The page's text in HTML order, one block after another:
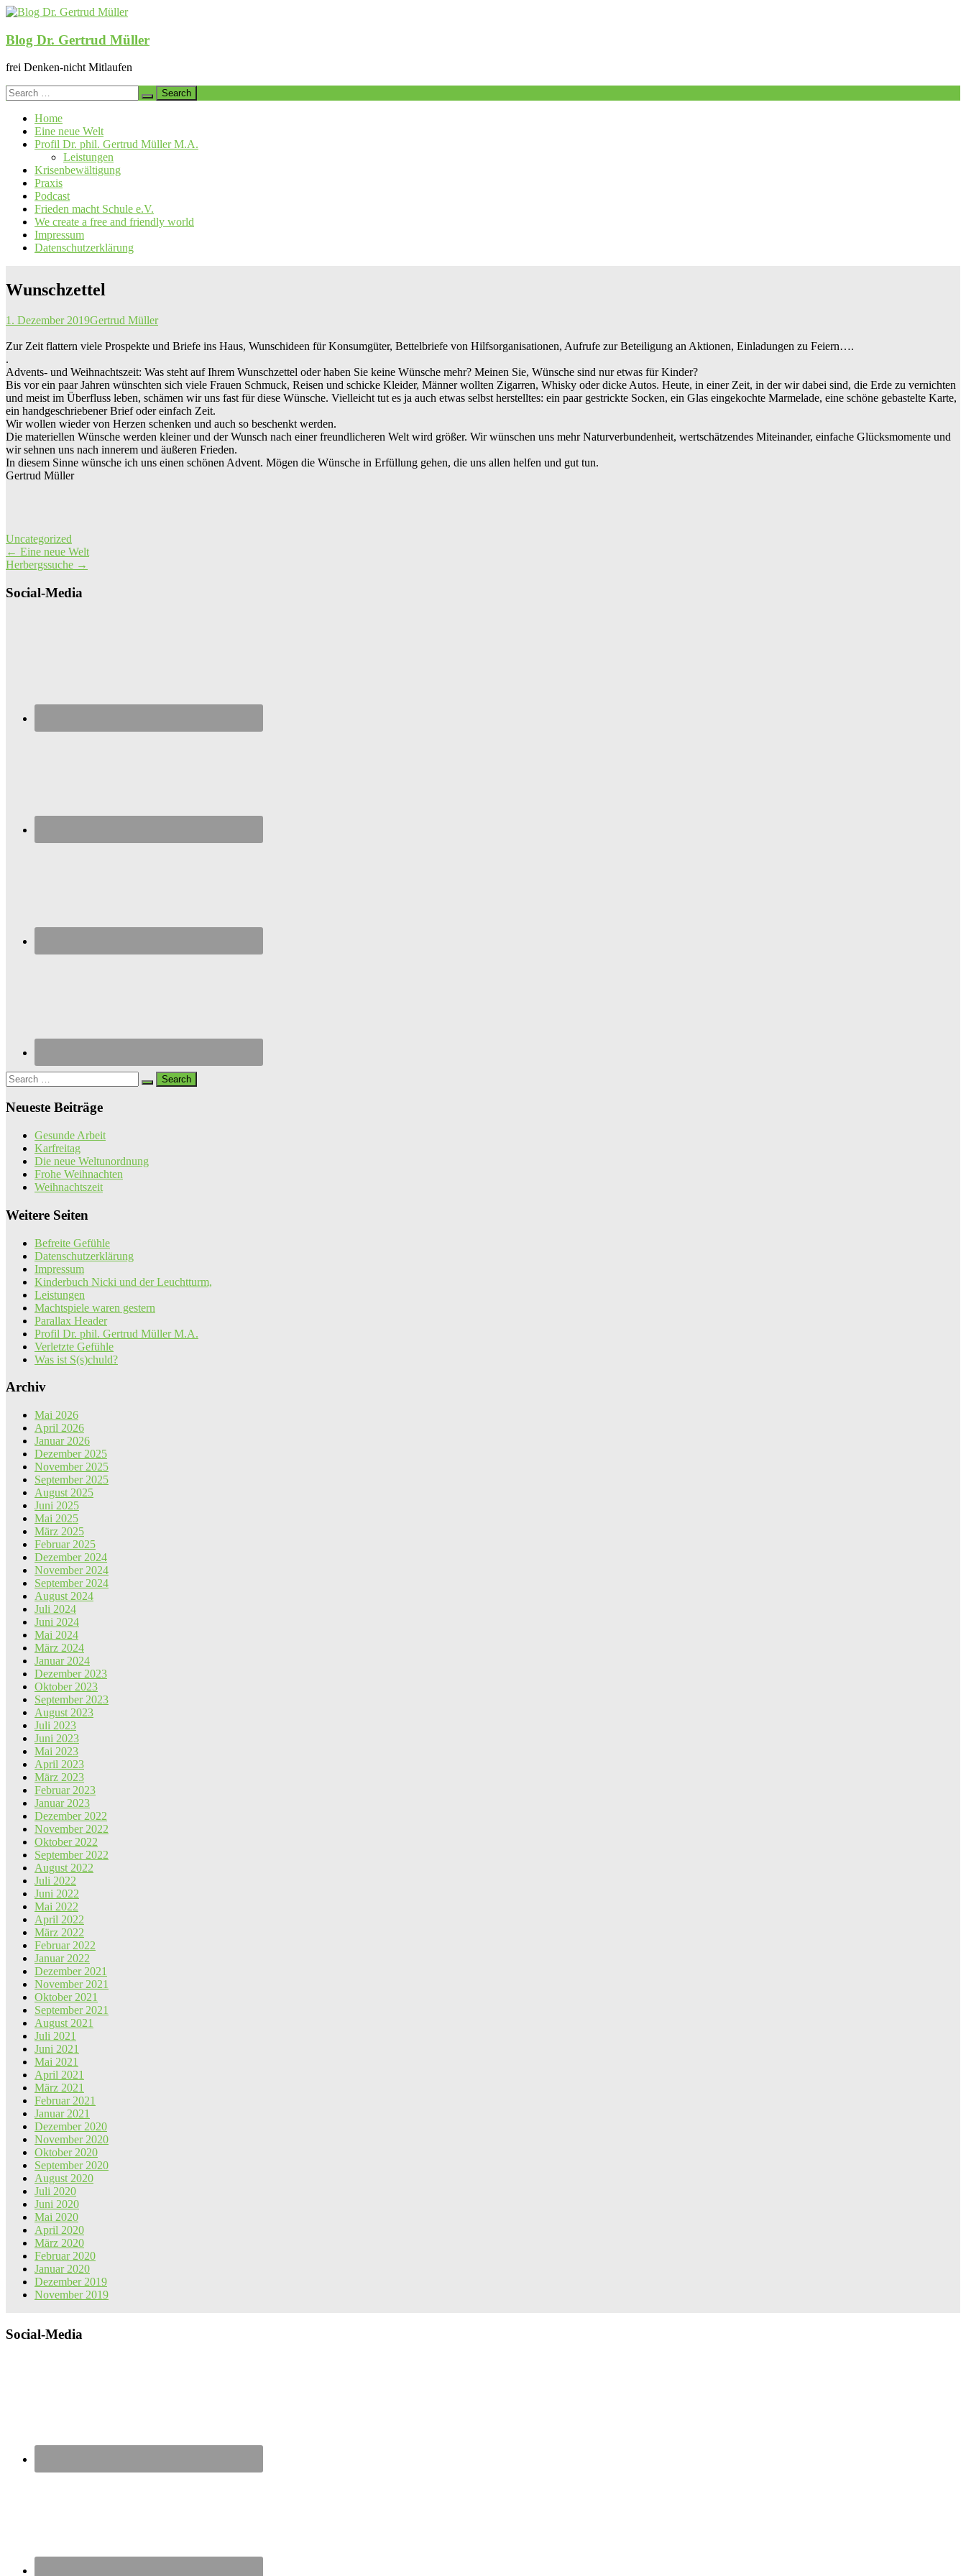
Skip
content
Blog Dr. Gertrud Müller
frei Denken-nicht Mitlaufen
Search
for:
Home
Eine neue Welt
Profil Dr. phil. Gertrud Müller M.A.
Leistungen
Krisenbewältigung
Praxis
Podcast
Frieden macht Schule e.V.
We create a free and friendly world
Impressum
Datenschutzerklärung
Wunschzettel
1. Dezember 2019Gertrud Müller
Zur Zeit flattern viele Prospekte und Briefe ins Haus, Wunschideen für Konsumgüter, Bettelbriefe von Hilfsorganisationen, Aufrufe zur Beteiligung an Aktionen, Einladungen zu Feiern….
.
Advents- und Weihnachtszeit: Was steht auf Ihrem Wunschzettel oder haben Sie keine Wünsche mehr? Meinen Sie, Wünsche sind nur etwas für Kinder?
Bis vor ein paar Jahren wünschten sich viele Frauen Schmuck, Reisen und schicke Kleider, Männer wollten Zigarren, Whisky oder dicke Autos. Heute, in einer Zeit, in der wir dabei sind, die Erde zu vernichten
und meist im Überfluss leben, schämen wir uns fast für diese Wünsche. Vielleicht tut es ja auch etwas selbst herstelltes: ein paar gestrickte Socken, ein Glas eingekochte Marmelade, eine schöne gebastelte Karte,
ein handgeschriebener Brief oder einfach Zeit.
Wir wollen wieder von Herzen schenken und auch so beschenkt werden.
Die materiellen Wünsche werden kleiner und der Wunsch nach einer freundlicheren Welt wird größer. Wir wünschen uns mehr Naturverbundenheit, wertschätzendes Miteinander, einfache Glücksmomente und
wir sehnen uns nach innerem und äußeren Frieden.
In diesem Sinne wünsche ich uns einen schönen Advent. Mögen die Wünsche in Erfüllung gehen, die uns allen helfen und gut tun.
Gertrud Müller
Uncategorized
Post
navigation
← Eine neue Welt
Herbergssuche →
Social-Media
Search
for:
Neueste Beiträge
Gesunde Arbeit
Karfreitag
Die neue Weltunordnung
Frohe Weihnachten
Weihnachtszeit
Weitere Seiten
Befreite Gefühle
Datenschutzerklärung
Impressum
Kinderbuch Nicki und der Leuchtturm,
Leistungen
Machtspiele waren gestern
Parallax Header
Profil Dr. phil. Gertrud Müller M.A.
Verletzte Gefühle
Was ist S(s)chuld?
Archiv
Mai 2026
April 2026
Januar 2026
Dezember 2025
November 2025
September 2025
August 2025
Juni 2025
Mai 2025
März 2025
Februar 2025
Dezember 2024
November 2024
September 2024
August 2024
Juli 2024
Juni 2024
Mai 2024
März 2024
Januar 2024
Dezember 2023
Oktober 2023
September 2023
August 2023
Juli 2023
Juni 2023
Mai 2023
April 2023
März 2023
Februar 2023
Januar 2023
Dezember 2022
November 2022
Oktober 2022
September 2022
August 2022
Juli 2022
Juni 2022
Mai 2022
April 2022
März 2022
Februar 2022
Januar 2022
Dezember 2021
November 2021
Oktober 2021
September 2021
August 2021
Juli 2021
Juni 2021
Mai 2021
April 2021
März 2021
Februar 2021
Januar 2021
Dezember 2020
November 2020
Oktober 2020
September 2020
August 2020
Juli 2020
Juni 2020
Mai 2020
April 2020
März 2020
Februar 2020
Januar 2020
Dezember 2019
November 2019
Social-Media